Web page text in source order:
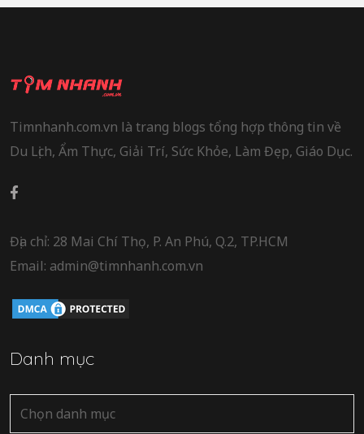
Timnhanh.com.vn là trang blogs tổng hợp thông tin về
Du Lịch, Ẩm Thực, Giải Trí, Sức Khỏe, Làm Đẹp, Giáo Dục.
Địa chỉ: 28 Mai Chí Thọ, P. An Phú, Q.2, TP.HCM
Email: admin@timnhanh.com.vn
Danh mục
Danh
mục